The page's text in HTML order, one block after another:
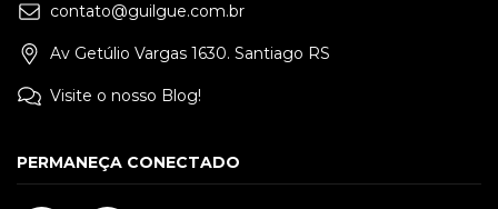
contato@guilgue.com.br
Av Getúlio Vargas 1630. Santiago RS
Visite o nosso Blog!
PERMANEÇA CONECTADO